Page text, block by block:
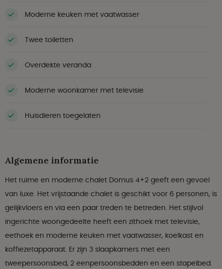
Moderne keuken met vaatwasser
Twee toiletten
Overdekte veranda
Moderne woonkamer met televisie
Huisdieren toegelaten
Algemene informatie
Het ruime en moderne chalet Domus 4+2 geeft een gevoel
van luxe. Het vrijstaande chalet is geschikt voor 6 personen, is
gelijkvloers en via een paar treden te betreden. Het stijlvol
ingerichte woongedeelte heeft een zithoek met televisie,
eethoek en moderne keuken met vaatwasser, koelkast en
koffiezetapparaat. Er zijn 3 slaapkamers met een
tweepersoonsbed, 2 eenpersoonsbedden en een stapelbed.